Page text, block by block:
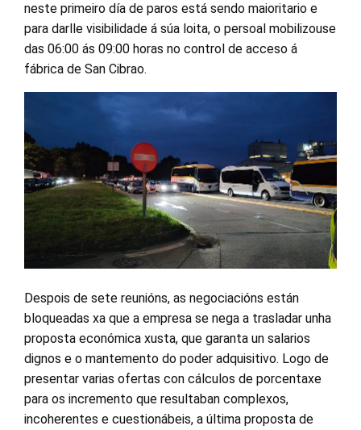
neste primeiro día de paros está sendo maioritario e
para darlle visibilidade á súa loita, o persoal mobilizouse
das 06:00 ás 09:00 horas no control de acceso á
fábrica de San Cibrao.
Despois de sete reunións, as negociacións están
bloqueadas xa que a empresa se nega a trasladar unha
proposta económica xusta, que garanta un salarios
dignos e o mantemento do poder adquisitivo. Logo de
presentar varias ofertas con cálculos de porcentaxe
para os incremento que resultaban complexos,
incoherentes e cuestionábeis, a última proposta de